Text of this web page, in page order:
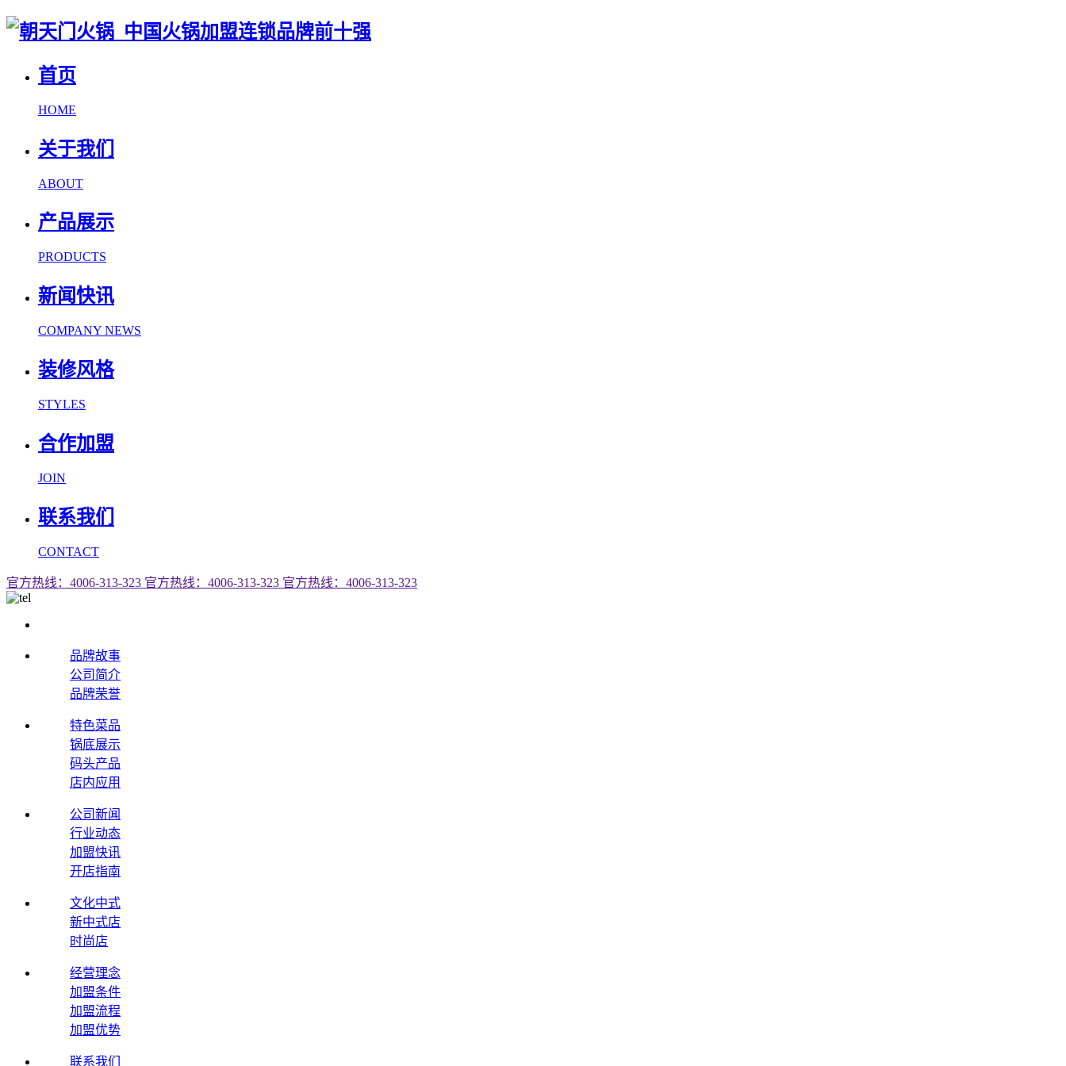
首页
HOME
关于我们
ABOUT
产品展示
PRODUCTS
新闻快讯
COMPANY NEWS
装修风格
STYLES
合作加盟
JOIN
联系我们
CONTACT
官方热线：4006-313-323 官方热线：4006-313-323 官方热线：4006-313-323
品牌故事
公司简介
品牌荣誉
特色菜品
锅底展示
码头产品
店内应用
公司新闻
行业动态
加盟快讯
开店指南
文化中式
新中式店
时尚店
经营理念
加盟条件
加盟流程
加盟优势
联系我们